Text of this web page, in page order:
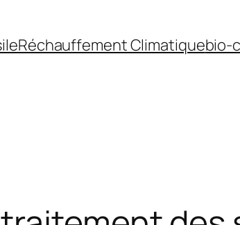
Réchauffement Climatiquebio-